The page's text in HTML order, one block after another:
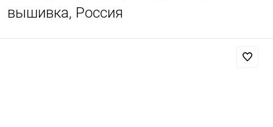
вышивка, Россия